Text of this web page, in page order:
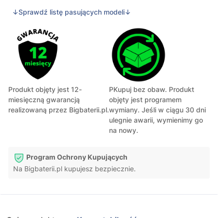
↓Sprawdź listę pasujących modeli↓
Produkt objęty jest 12-
miesięczną gwarancją
realizowaną przez Bigbaterii.pl.
PKupuj bez obaw. Produkt
objęty jest programem
wymiany. Jeśli w ciągu 30 dni
ulegnie awarii, wymienimy go
na nowy.
Program Ochrony Kupujących
Na Bigbaterii.pl kupujesz bezpiecznie.